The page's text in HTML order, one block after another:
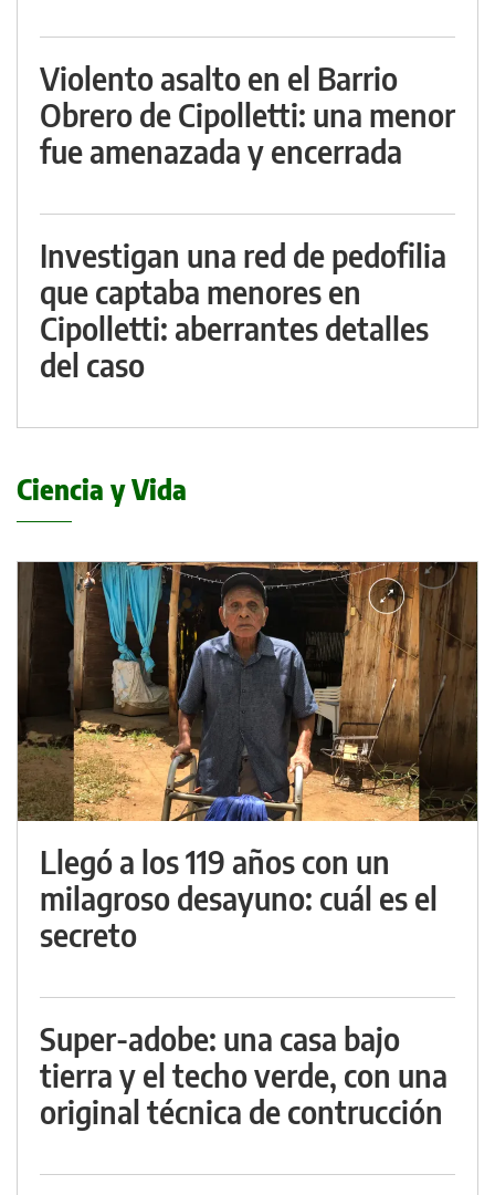
Violento asalto en el Barrio
Obrero de Cipolletti: una menor
fue amenazada y encerrada
Investigan una red de pedofilia
que captaba menores en
Cipolletti: aberrantes detalles
del caso
Ciencia y Vida
Llegó a los 119 años con un
milagroso desayuno: cuál es el
secreto
Super-adobe: una casa bajo
tierra y el techo verde, con una
original técnica de contrucción